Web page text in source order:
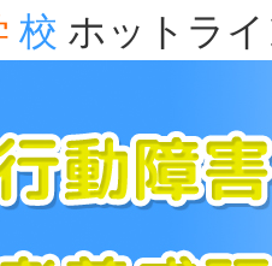
校 ホットライ